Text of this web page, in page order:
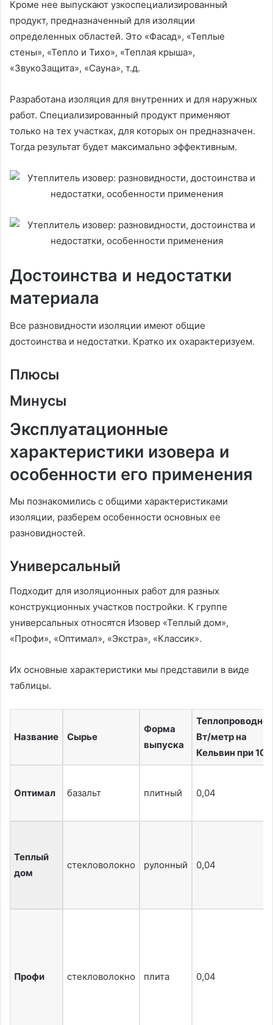
Кроме нее выпускают узкоспециализированный
продукт, предназначенный для изоляции
определенных областей. Это «Фасад», «Теплые
стены», «Тепло и Тихо», «Теплая крыша»,
«ЗвукоЗащита», «Сауна», т.д.
Разработана изоляция для внутренних и для наружных
работ. Специализированный продукт применяют
только на тех участках, для которых он предназначен.
Тогда результат будет максимально эффективным.
Достоинства и недостатки
материала
Все разновидности изоляции имеют общие
достоинства и недостатки. Кратко их охарактеризуем.
Плюсы
Минусы
Эксплуатационные
характеристики изовера и
особенности его применения
Мы познакомились с общими характеристиками
изоляции, разберем особенности основных ее
разновидностей.
Универсальный
Подходит для изоляционных работ для разных
конструкционных участков постройки. К группе
универсальных относятся Изовер «Теплый дом»,
«Профи», «Оптимал», «Экстра», «Классик».
Их основные характеристики мы представили в виде
таблицы.
Название Сырье
Форма
выпуска
Вт/метр на
Кельвин при
Оптимал базальт плитный 0,04
Теплый
дом
стекловолокно рулонный 0,04
Профи стекловолокно плита 0,04